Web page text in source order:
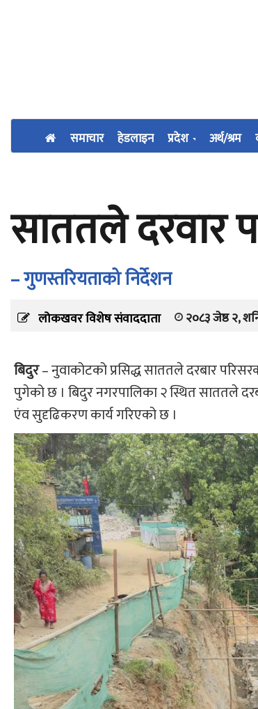
समाचार हेडलाइन प्रदेश अर्थ/श्रम
साततले दरवार
– गुणस्तरियताको निर्देशन
लोकखवर विशेष संवाददाता २०८३ जेष्ठ २,
बिदुर– नुवाकोटको प्रसिद्ध साततले दरबार
पुगेको छ । बिदुर नगरपालिका २ स्थित साततले
एंव सुदृढिकरण कार्य गरिएको छ ।